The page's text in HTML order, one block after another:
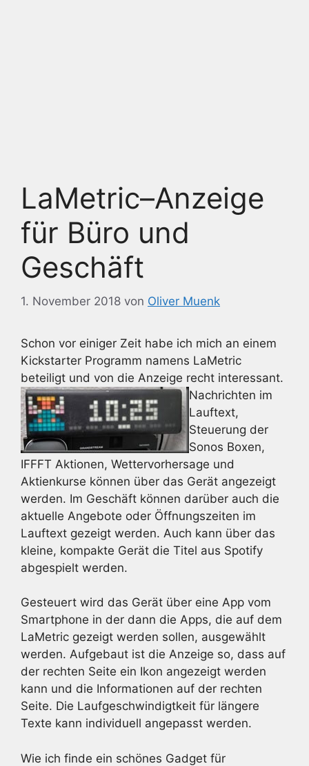
LaMetric–Anzeige
für Büro und
Geschäft
1. November 2018 von Oliver Muenk
Schon vor einiger Zeit habe ich mich an einem
Kickstarter Programm namens LaMetric
beteiligt und von die Anzeige recht interessant.
Nachrichten im
Lauftext,
Steuerung der
Sonos Boxen,
IFFFT Aktionen, Wettervorhersage und
Aktienkurse können über das Gerät angezeigt
werden. Im Geschäft können darüber auch die
aktuelle Angebote oder Öffnungszeiten im
Lauftext gezeigt werden. Auch kann über das
kleine, kompakte Gerät die Titel aus Spotify
abgespielt werden.
Gesteuert wird das Gerät über eine App vom
Smartphone in der dann die Apps, die auf dem
LaMetric gezeigt werden sollen, ausgewählt
werden. Aufgebaut ist die Anzeige so, dass auf
der rechten Seite ein Ikon angezeigt werden
kann und die Informationen auf der rechten
Seite. Die Laufgeschwindigtkeit für längere
Texte kann individuell angepasst werden.
Wie ich finde ein schönes Gadget für